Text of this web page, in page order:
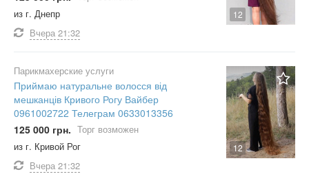
12
из г. Днепр
Вчера 21:32
12
Парикмахерские услуги
Приймаю натуральне волосся від
мешканців Кривого Рогу Вайбер
0961002722 Телеграм 0633013356
125 000 грн. Торг возможен
из г. Кривой Рог
Вчера 21:32